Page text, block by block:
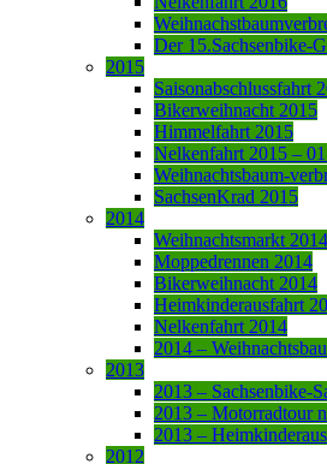
Der 15.Sachsenbike-
2015
Saisonabschlussfahrt
Bikerweihnacht 2015
Himmelfahrt 2015
Nelkenfahrt 2015 –
Weihnachtsbaum-
SachsenKrad 2015
2014
Weihnachtsmarkt 2014
Moppedrennen 2014
Bikerweihnacht 2014
Heimkinderausfahrt
Nelkenfahrt 2014
2014 –
2013
2013 – Sachsenbike-
2013 – Motorradtour
2013 –
2012